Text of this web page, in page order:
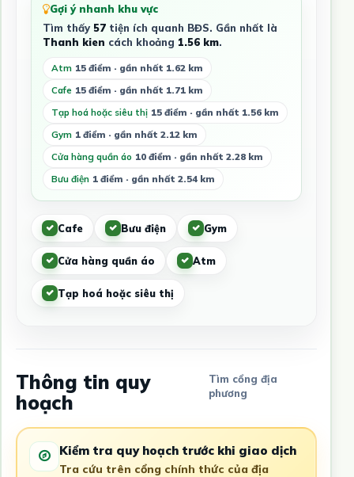
Gợi ý nhanh khu vực
Tìm thấy 57tiện ích quanh BĐS. Gần nhất là
Thanh kien cách khoảng 1.56 km.
Atm 15 điểm · gần nhất 1.62 km
Cafe 15 điểm · gần nhất 1.71 km
Tạp hoá hoặc siêu thị 15 điểm · gần nhất 1.56 km
Gym 1 điểm · gần nhất 2.12 km
Cửa hàng quần áo 10 điểm · gần nhất 2.28 km
Bưu điện 1 điểm · gần nhất 2.54 km
Cafe Bưu điện Gym
Cửa hàng quần áo Atm
Tạp hoá hoặc siêu thị
Thông tin quy
hoạch
Tìm cổng địa
phương
Kiểm tra quy hoạch trước khi giao dịch
Tra cứu trên cổng chính thức của địa